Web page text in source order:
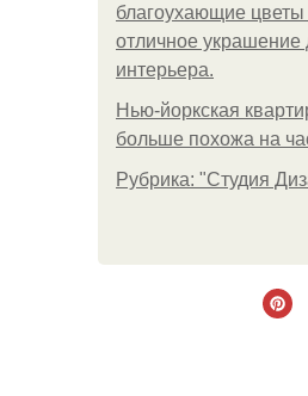
благоухающие цветы
отличное
интерьера.
Нью-йоркская
больше похожа на
Рубрика: "Студия